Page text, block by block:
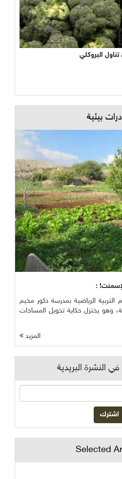
البروكلي
بيئية
:
الرياضية بمدرسة ذكور مخيم
وهو يختزل حكاية تحويل المساحات
المزيد
النشرة البريدية
Selected